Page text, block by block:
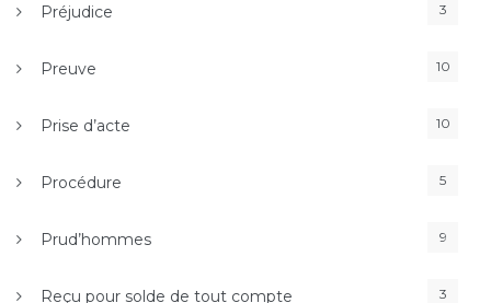
Préjudice 3
Preuve 10
Prise d’acte 10
Procédure 5
Prud’hommes 9
Reçu pour solde de tout compte 3